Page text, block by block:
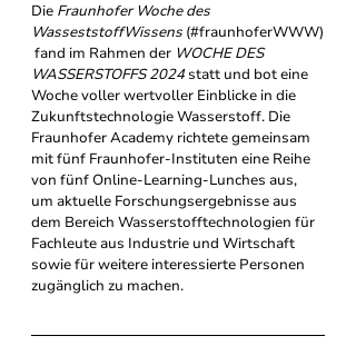
Die Fraunhofer Woche des
WasseststoffWissens (#fraunhoferWWW)
fand im Rahmen der WOCHE DES
WASSERSTOFFS 2024 statt und bot eine
Woche voller wertvoller Einblicke in die
Zukunftstechnologie Wasserstoff. Die
Fraunhofer Academy richtete gemeinsam
mit fünf Fraunhofer-Instituten eine Reihe
von fünf Online-Learning-Lunches aus,
um aktuelle Forschungsergebnisse aus
dem Bereich Wasserstofftechnologien für
Fachleute aus Industrie und Wirtschaft
sowie für weitere interessierte Personen
zugänglich zu machen.